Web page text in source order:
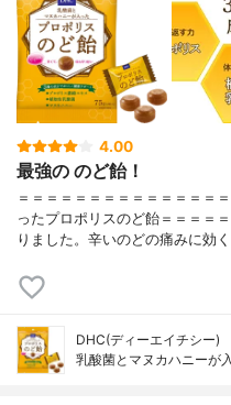
4.00
最強の のど飴！
＝＝＝＝＝＝＝＝＝＝＝＝＝＝
ったプロポリスのど飴＝＝＝＝
りました。辛いのどの痛みに効
DHC(ディーエイチシー)
乳酸菌とマヌカハニーが